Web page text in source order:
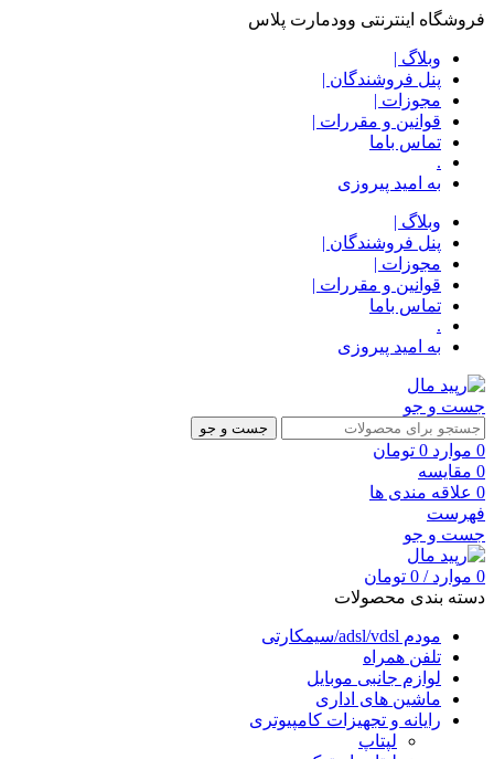
فروشگاه اینترنتی وودمارت پلاس
وبلاگ |
پنل فروشندگان |
مجوزات |
قوانین و مقررات |
تماس باما
.
به امید پیروزی
وبلاگ |
پنل فروشندگان |
مجوزات |
قوانین و مقررات |
تماس باما
.
به امید پیروزی
جست و جو
جست و جو
0 موارد 0 تومان
0 مقایسه
0 علاقه مندی ها
فهرست
جست و جو
0 موارد /
0 تومان
دسته بندی محصولات
مودم adsl/vdsl/سیمکارتی
تلفن همراه
لوازم جانبی موبایل
ماشین های اداری
رایانه و تجهیزات کامپیوتری
لپتاپ